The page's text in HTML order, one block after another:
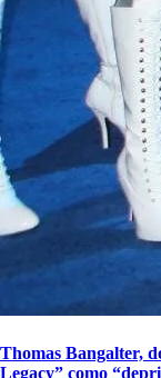
Thomas Bangalter,
Legacy” como